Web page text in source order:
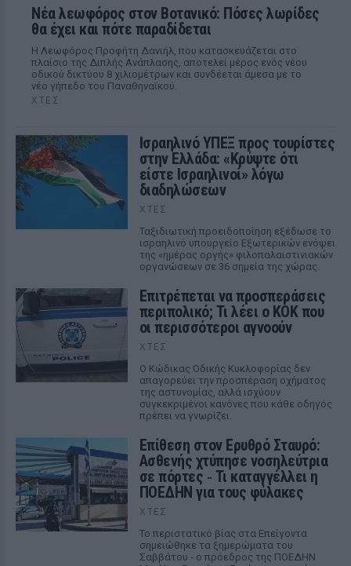
Νέα λεωφόρος στον Βοτανικό: Πόσες λωρίδες
θα έχει και πότε παραδίδεται
Η Λεωφόρος Προφήτη Δανιήλ, που κατασκευάζεται στο
πλαίσιο της Διπλής Ανάπλασης, αποτελεί μέρος ενός νέου
οδικού δικτύου 8 χιλιομέτρων και συνδέεται άμεσα με το
νέο γήπεδο του Παναθηναϊκού.
ΧΤΕΣ
Ισραηλινό ΥΠΕΞ προς τουρίστες
στην Ελλάδα: «Κρύψτε ότι
είστε Ισραηλινοί» λόγω
διαδηλώσεων
ΧΤΕΣ
Ταξιδιωτική προειδοποίηση εξέδωσε το
ισραηλινό υπουργείο Εξωτερικών ενόψει
της «ημέρας οργής» φιλοπαλαιστινιακών
οργανώσεων σε 36 σημεία της χώρας.
Επιτρέπεται να προσπεράσεις
περιπολικό; Τι λέει ο ΚΟΚ που
οι περισσότεροι αγνοούν
ΧΤΕΣ
Ο Κώδικας Οδικής Κυκλοφορίας δεν
απαγορεύει την προσπέραση οχήματος
της αστυνομίας, αλλά ισχύουν
συγκεκριμένοι κανόνες που κάθε οδηγός
πρέπει να γνωρίζει.
Επίθεση στον Ερυθρό Σταυρό:
Ασθενής χτύπησε νοσηλεύτρια
σε πόρτες ‑ Τι καταγγέλλει η
ΠΟΕΔΗΝ για τους φύλακες
ΧΤΕΣ
Το περιστατικό βίας στα Επείγοντα
σημειώθηκε τα ξημερώματα του
Σαββάτου - ο πρόεδρος της ΠΟΕΔΗΝ